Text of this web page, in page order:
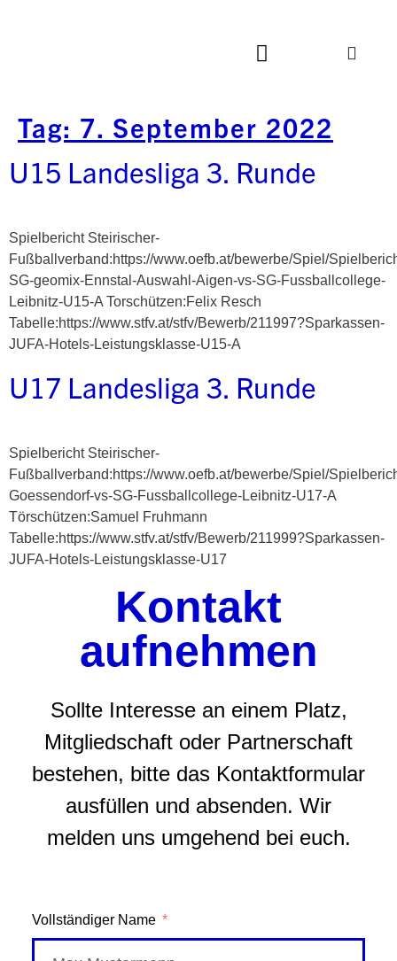
Tag: 7. September 2022
U15 Landesliga 3. Runde
Spielbericht Steirischer-
Fußballverband:https://www.oefb.at/bewerbe/Spiel/
SG-geomix-Ennstal-Auswahl-Aigen-vs-SG-Fussballcollege-
Leibnitz-U15-A Torschützen:Felix Resch
Tabelle:https://www.stfv.at/stfv/Bewerb/211997?Sparkassen-
JUFA-Hotels-Leistungsklasse-U15-A
U17 Landesliga 3. Runde
Spielbericht Steirischer-
Fußballverband:https://www.oefb.at/bewerbe/Spiel/
Goessendorf-vs-SG-Fussballcollege-Leibnitz-U17-A
Törschützen:Samuel Fruhmann
Tabelle:https://www.stfv.at/stfv/Bewerb/211999?Sparkassen-
JUFA-Hotels-Leistungsklasse-U17
Kontakt
aufnehmen
Sollte Interesse an einem Platz,
Mitgliedschaft oder Partnerschaft
bestehen, bitte das Kontaktformular
ausfüllen und absenden. Wir
melden uns umgehend bei euch.
Vollständiger Name